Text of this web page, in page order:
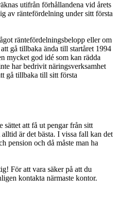
utifrån förhållandena vid årets
av räntefördelning under sitt första
räntefördelningsbelopp eller om
gå tillbaka ända till startåret 1994
mycket god idé som kan rädda
har bedrivit näringsverksamhet
gå tillbaka till sitt första
sättet att få ut pengar från sitt
är det bästa. I vissa fall kan det
pension och då måste man ha
För att vara säker på att du
kontakta närmaste kontor.